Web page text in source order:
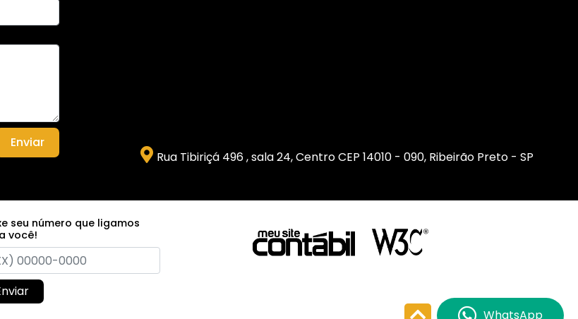
Enviar
Rua Tibiriçá 496 , sala 24, Centro CEP 14010 - 090, Ribeirão Preto - SP
seu número que ligamos
você!
WhatsApp